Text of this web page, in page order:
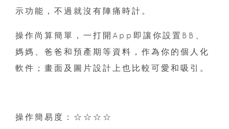
示功能，不過就沒有陣痛時計。
操作尚算簡單，一打開App即讓你設置BB、
媽媽、爸爸和預產期等資料，作為你的個人化
軟件；畫面及圖片設計上也比較可愛和吸引。
操作簡易度：☆☆☆☆